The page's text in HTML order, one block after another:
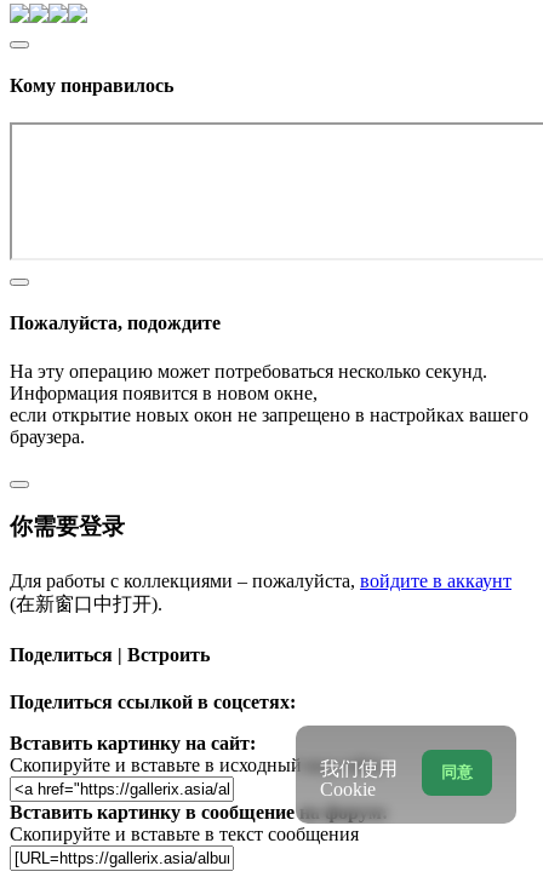
Кому понравилось
Пожалуйста, подождите
На эту операцию может потребоваться несколько секунд.
Информация появится в новом окне,
если открытие новых окон не запрещено в настройках вашего
браузера.
你需要登录
Для работы с коллекциями – пожалуйста, войдите в аккаунт
(在新窗口中打开).
Поделиться | Встроить
Поделиться ссылкой в соцсетях:
Вставить картинку на сайт:
Скопируйте и вставьте в исходный код сайта
Вставить картинку в сообщение на форум:
Скопируйте и вставьте в текст сообщения
同意
我们使用
Cookie